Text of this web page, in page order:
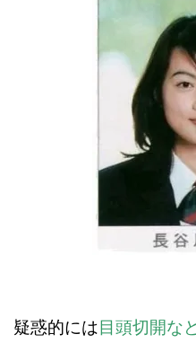
疑惑的には目頭切開な